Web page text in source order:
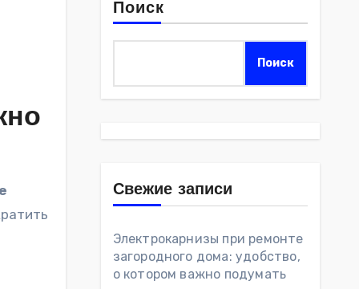
Поиск
Поиск
Свежие записи
Электрокарнизы при ремонте
загородного дома: удобство,
о котором важно подумать